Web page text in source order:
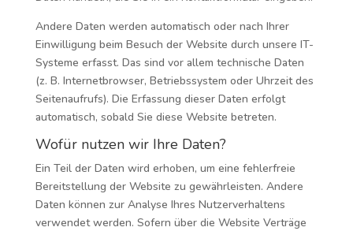
Andere Daten werden automatisch oder nach Ihrer
Einwilligung beim Besuch der Website durch unsere IT-
Systeme erfasst. Das sind vor allem technische Daten
(z. B. Internetbrowser, Betriebssystem oder Uhrzeit des
Seitenaufrufs). Die Erfassung dieser Daten erfolgt
automatisch, sobald Sie diese Website betreten.
Wofür nutzen wir Ihre Daten?
Ein Teil der Daten wird erhoben, um eine fehlerfreie
Bereitstellung der Website zu gewährleisten. Andere
Daten können zur Analyse Ihres Nutzerverhaltens
verwendet werden. Sofern über die Website Verträge